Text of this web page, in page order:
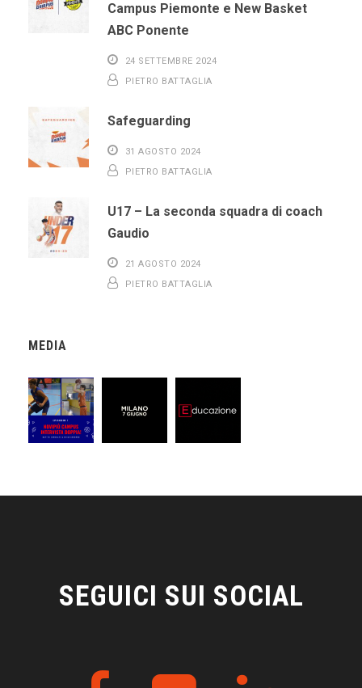
Campus Piemonte e New Basket
ABC Ponente
24 SETTEMBRE 2024
PIETRO BATTAGLIA
Safeguarding
31 AGOSTO 2024
PIETRO BATTAGLIA
U17 – La seconda squadra di coach
Gaudio
21 AGOSTO 2024
PIETRO BATTAGLIA
MEDIA
SEGUICI SUI SOCIAL